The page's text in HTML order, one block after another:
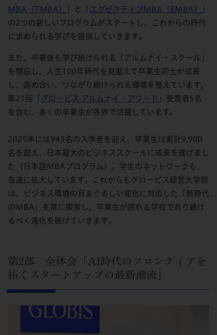
MBA（TMBA）
」と「 エグゼクティブMBA（EMBA）
の2つの新しいプログラムがスタートし、これからの時代
に求められる学びを提供していきます。
また、卒業後も学び続けられる「アルムナイ・スクール」
を開設し、人生100年時代を見据えて卒業生同士が成長
し、高め合い、つながり続けられる環境を整えています。
第21回「
グロービス アルムナイ・アワード
」受賞者5名
を含む、多くの卒業生が各界で活躍しています。
2025年には943名の入学者を迎え、卒業生は累計9,900
名を超え、日本最大のビジネススクールに成長を遂げまし
た（日本語MBAプログラム）。学生のネットワークも、
急速に拡大しています。これからもグロービス経営大学院
は、ビジネス環境の目まぐるしい変化に対応した「新時代
のMBA」を常に模索し、卒業生が誇れる学校であり続け
るべく進化を続けていきます。
第2部 全体会「AI時代のフロンティアを
拓くスタートアップの最新潮流」